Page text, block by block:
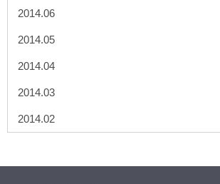
2014.06
2014.05
2014.04
2014.03
2014.02